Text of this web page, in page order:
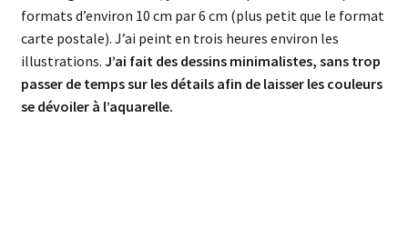
formats d’environ 10 cm par 6 cm (plus petit que le format
carte postale). J’ai peint en trois heures environ les
illustrations. J’ai fait des dessins minimalistes, sans trop
passer de temps sur les détails afin de laisser les couleurs
se dévoiler à l’aquarelle.